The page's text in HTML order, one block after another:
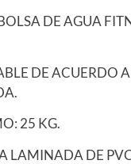
DE AGUA
DE ACUERDO
25 KG.
LAMINADA DE